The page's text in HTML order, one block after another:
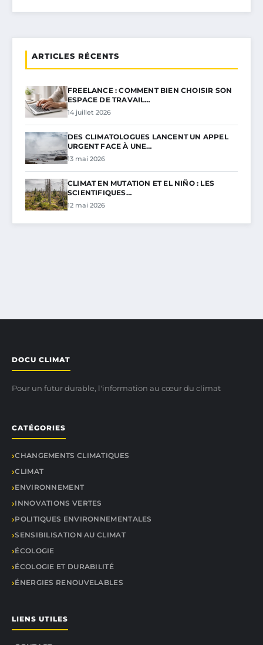
ARTICLES RÉCENTS
FREELANCE : COMMENT BIEN CHOISIR SON
ESPACE DE TRAVAIL…
14 juillet 2026
DES CLIMATOLOGUES LANCENT UN APPEL
URGENT FACE À UNE…
13 mai 2026
CLIMAT EN MUTATION ET EL NIÑO : LES
SCIENTIFIQUES…
12 mai 2026
DOCU CLIMAT
Pour un futur durable, l'information au cœur du climat
CATÉGORIES
CHANGEMENTS CLIMATIQUES
CLIMAT
ENVIRONNEMENT
INNOVATIONS VERTES
POLITIQUES ENVIRONNEMENTALES
SENSIBILISATION AU CLIMAT
ÉCOLOGIE
ÉCOLOGIE ET DURABILITÉ
ÉNERGIES RENOUVELABLES
LIENS UTILES